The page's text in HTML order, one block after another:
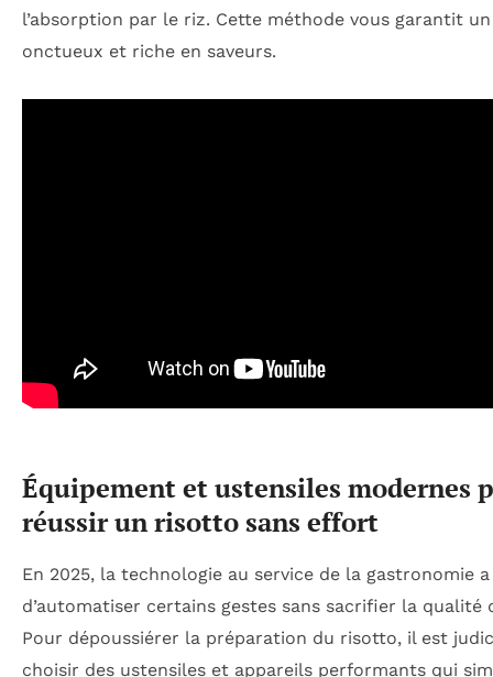
l’absorption par le riz. Cette méthode vous garantit
onctueux et riche en saveurs.
Équipement et ustensiles modernes
réussir un risotto sans effort
En 2025, la technologie au service de la gastronomie
d’automatiser certains gestes sans sacrifier la qualité
Pour dépoussiérer la préparation du risotto, il est
choisir des ustensiles et appareils performants qui